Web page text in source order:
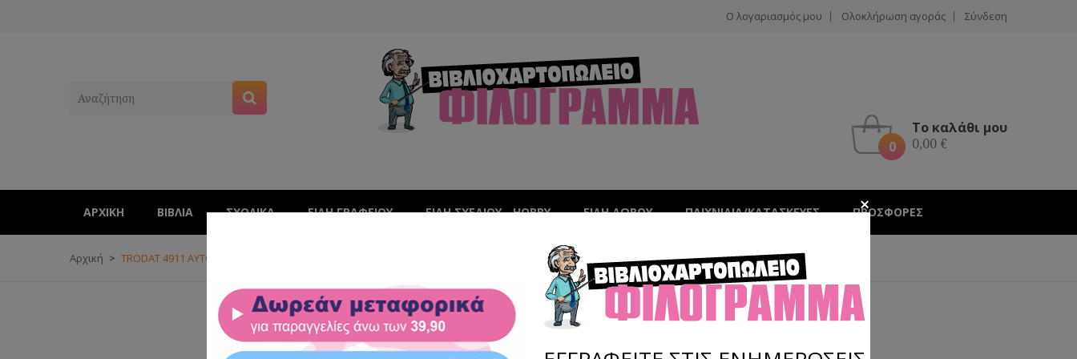
Ο λογαριασμός μου Ολοκλήρωση αγοράς Σύνδεση
Το καλάθι μου
0
0,00 €
ΑΡΧΙΚΉ ΒΙΒΛΊΑ ΣΧΟΛΙΚΑ ΕΊΔΗ ΓΡΑΦΕΊΟΥ ΕΙΔΗ ΣΧΕΔΙΟΥ - HOBBY ΕΙΔΗ ΔΩΡΟΥ ΠΑΙΧΝΙΔΙΑ/ΚΑΤΑΣΚΕΥΕΣ ΠΡΟΣΦΟΡΕΣ
Αρχική TRODAT 4911 ΑΥΤΟΚΑΤΑΣΚΕΥΑΖΟΜΕΝΗ ΣΦΡΑΓΙΔΑ ME ΕΛΛΗΝΙΚΟΥΣ ΧΑΡΑΚΤΗΡΕΣ